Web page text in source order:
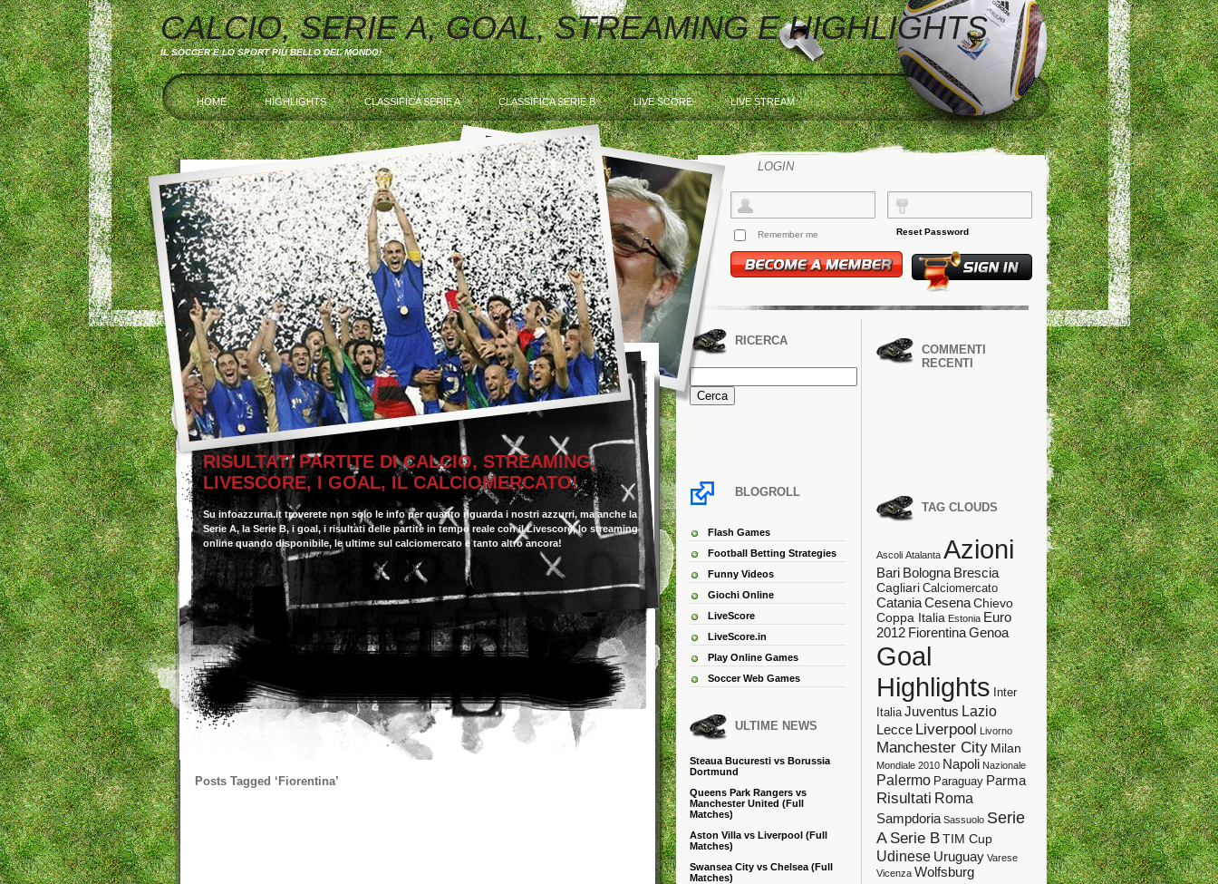
CALCIO, SERIE A, GOAL, STREAMING E HIGHLIGHTS
IL SOCCER È LO SPORT PIÙ BELLO DEL MONDO!
HOME HIGHLIGHTS CLASSIFICA SERIE A CLASSIFICA SERIE B LIVE SCORE LIVE STREAM
RISULTATI PARTITE DI CALCIO, STREAMING,
LIVESCORE, I GOAL, IL CALCIOMERCATO!
Su infoazzurra.it troverete non solo le info per quanto riguarda i nostri azzurri, ma anche la
Serie A, la Serie B, i goal, i risultati delle partite in tempo reale con il Livescore, lo streaming
online quando disponibile, le ultime sul calciomercato e tanto altro ancora!
Posts Tagged ‘Fiorentina’
LOGIN
Remember me Reset Password
RICERCA
Ricerca
per:
BLOGROLL
Flash Games
Football Betting Strategies
Funny Videos
Giochi Online
LiveScore
LiveScore.in
Play Online Games
Soccer Web Games
ULTIME NEWS
Steaua Bucuresti vs Borussia
Dortmund
Queens Park Rangers vs
Manchester United (Full
Matches)
Aston Villa vs Liverpool (Full
Matches)
Swansea City vs Chelsea (Full
Matches)
COMMENTI
RECENTI
TAG CLOUDS
Ascoli Atalanta Azioni
Bari Bologna Brescia
Cagliari Calciomercato
CataniaCesenaChievo
Coppa Italia Estonia Euro
2012 FiorentinaGenoa
Goal
Highlights Inter
Italia Juventus Lazio
Lecce Liverpool Livorno
Manchester City Milan
Mondiale 2010 Napoli Nazionale
Palermo Paraguay Parma
Risultati Roma
Sampdoria Sassuolo Serie
A Serie BTIM Cup
Udinese Uruguay Varese
Vicenza Wolfsburg